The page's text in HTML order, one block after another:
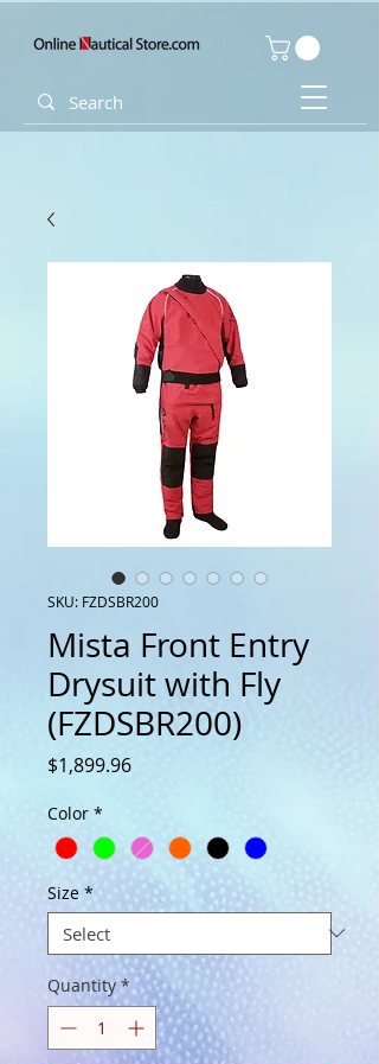
SKU: FZDSBR200
Mista Front Entry
Drysuit with Fly
(FZDSBR200)
$1,899.96Price
Color *
Size *
Quantity *